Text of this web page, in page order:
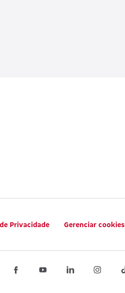
Privacidade Gerenciar cookies